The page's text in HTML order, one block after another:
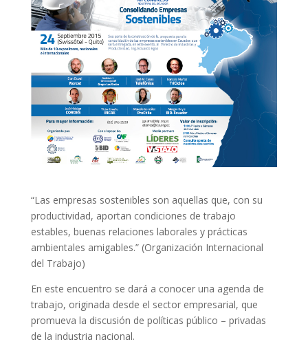
“Las empresas sostenibles son aquellas que, con su
productividad, aportan condiciones de trabajo
estables, buenas relaciones laborales y prácticas
ambientales amigables.” (Organización Internacional
del Trabajo)
En este encuentro se dará a conocer una agenda de
trabajo, originada desde el sector empresarial, que
promueva la discusión de políticas público – privadas
de la industria nacional.